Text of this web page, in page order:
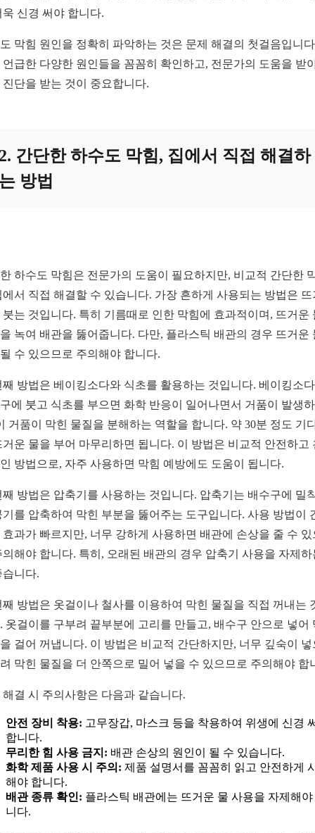
욱 신경 써야 합니다.
막힘 원인을 정확히 파악하는 것은 문제 해결의 첫걸음입니
언급한 다양한 원인들을 꼼꼼히 확인하고, 전문가의 도움을 받
진단을 받는 것이 중요합니다.
간단한 하수도 막힘, 집에서 직접 해결하
방법
하수도 막힘은 전문가의 도움이 필요하지만, 비교적 간단한
에서 직접 해결할 수 있습니다. 가장 흔하게 사용되는 방법은 뜨
붓는 것입니다. 특히 기름때로 인한 막힘에 효과적이며, 뜨거운
녹여 배관을 뚫어줍니다. 다만, 플라스틱 배관의 경우 뜨거운
수 있으므로 주의해야 합니다.
째 방법은 베이킹소다와 식초를 활용하는 것입니다. 베이킹소
에 붓고 식초를 부으면 화학 반응이 일어나면서 거품이 발생
거품이 막힌 물질을 분해하는 역할을 합니다. 약 30분 정도 기
거운 물을 부어 마무리하면 됩니다. 이 방법은 비교적 안전하고
방법으로, 자주 사용하면 막힘 예방에도 도움이 됩니다.
째 방법은 압축기를 사용하는 것입니다. 압축기는 배수구에 밀
기를 압축하여 막힌 부분을 뚫어주는 도구입니다. 사용 방법이
효과가 빠르지만, 너무 강하게 사용하면 배관에 손상을 줄 수 있
의해야 합니다. 특히, 오래된 배관의 경우 압축기 사용을 자제하
습니다.
째 방법은 옷걸이나 철사를 이용하여 막힌 물질을 직접 꺼내는
옷걸이를 구부려 끝부분에 고리를 만들고, 배수구 안으로 넣어
걸어 꺼냅니다. 이 방법은 비교적 간단하지만, 너무 깊숙이 넣
막힌 물질을 더 안쪽으로 밀어 넣을 수 있으므로 주의해야 합
해결 시 주의사항은 다음과 같습니다.
안전 장비 착용: 고무장갑, 마스크 등을 착용하여 위생에 신경
합니다.
무리한 힘 사용 금지: 배관 손상의 원인이 될 수 있습니다.
화학 제품 사용 시 주의: 제품 설명서를 꼼꼼히 읽고 안전하게
해야 합니다.
배관 종류 확인: 플라스틱 배관에는 뜨거운 물 사용을 자제해야
니다.